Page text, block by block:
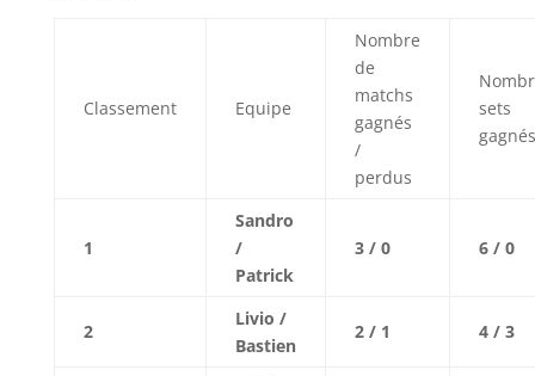
Classement Equipe
Nombre
de
matchs
gagnés
/
perdus
sets
1
Sandro
/
Patrick
3 / 0 6 / 0
2
Livio /
Bastien
2 / 1 4 / 3